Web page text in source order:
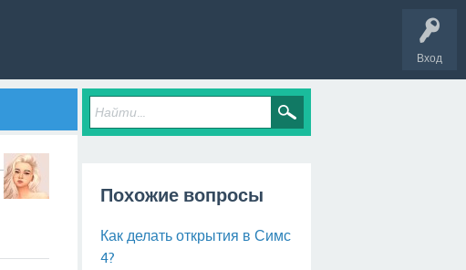
Вход
Похожие вопросы
Как делать открытия в Симс
4?